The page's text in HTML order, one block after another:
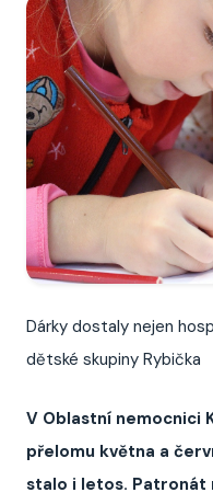
Dárky dostaly nejen
dětské skupiny Rybička
V Oblastní nemocnici
přelomu května a
stalo i letos. Patronát